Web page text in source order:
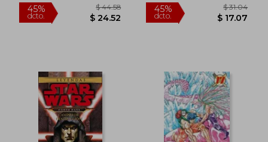
45%
dcto.
45%
dcto.